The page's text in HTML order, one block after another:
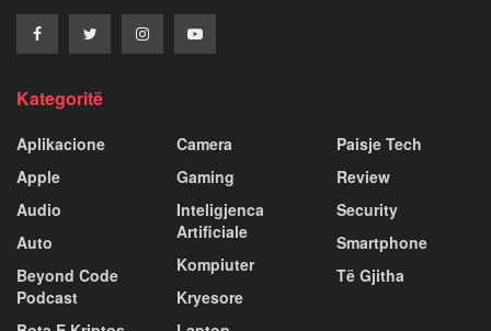
Kategoritë
Aplikacione
Apple
Audio
Auto
Beyond Code
Podcast
Camera
Gaming
Inteligjenca
Artificiale
Kompiuter
Kryesore
Paisje Tech
Review
Security
Smartphone
Të Gjitha